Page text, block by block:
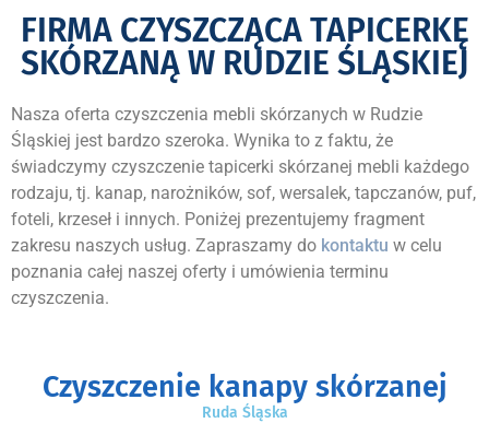
FIRMA CZYSZCZĄCA TAPICERKĘ
SKÓRZANĄ W RUDZIE ŚLĄSKIEJ
Nasza oferta czyszczenia mebli skórzanych w Rudzie
Śląskiej jest bardzo szeroka. Wynika to z faktu, że
świadczymy czyszczenie tapicerki skórzanej mebli każdego
rodzaju, tj. kanap, narożników, sof, wersalek, tapczanów, puf,
foteli, krzeseł i innych. Poniżej prezentujemy fragment
zakresu naszych usług. Zapraszamy do kontaktu w celu
poznania całej naszej oferty i umówienia terminu
czyszczenia.
Czyszczenie kanapy skórzanej
Ruda Śląska